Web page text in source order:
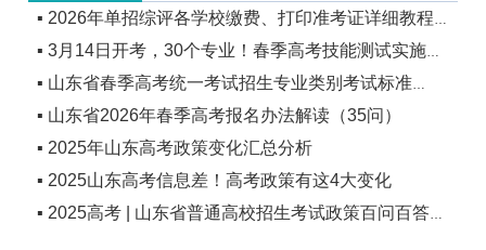
▪ 2026年单招综评各学校缴费、打印准考证详细教程
和各院校时间安排！
▪ 3月14日开考，30个专业！春季高考技能测试实施办
法
▪ 山东省春季高考统一考试招生专业类别考试标准
（2026年版）
▪ 山东省2026年春季高考报名办法解读（35问）
▪ 2025年山东高考政策变化汇总分析
▪ 2025山东高考信息差！高考政策有这4大变化
▪ 2025高考 | 山东省普通高校招生考试政策百问百答